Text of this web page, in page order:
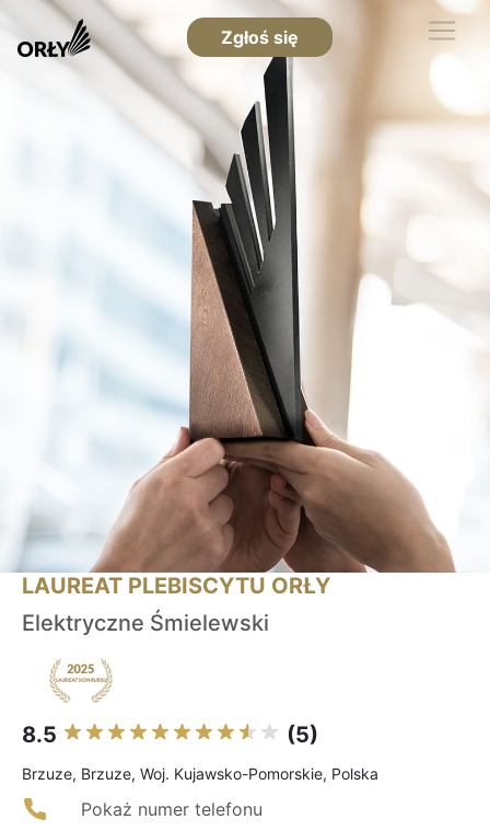
Zgłoś się
LAUREAT PLEBISCYTU ORŁY
Elektryczne Śmielewski
8.5 (5)
Brzuze, Brzuze, Woj. Kujawsko-Pomorskie, Polska
Pokaż numer telefonu